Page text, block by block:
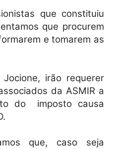
que constituiu
que procurem
e tomarem as
irão requerer
da ASMIR a
do imposto causa
que, caso seja